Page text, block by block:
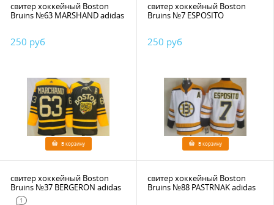
свитер хоккейный Boston
Bruins №63 MARSHAND adidas
250 руб
В корзину
свитер хоккейный Boston
Bruins №7 ESPOSITO
250 руб
В корзину
свитер хоккейный Boston
Bruins №37 BERGERON adidas
1
свитер хоккейный Boston
Bruins №88 PASTRNAK adidas